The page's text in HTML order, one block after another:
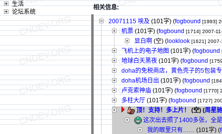
生活
论坛系统
相关信息:
20071115 埃及 (101字)(fogbound [1993]
机票 (101字)(fogbound [1714] 2007-
显白啊 (空) ( looklook [1621] 2007-
飞机上的电子地图 (101字)(fogbound
地球白天黑夜 (101字)(fogbound
doha的免税商店，黄色壳子的5包装
doha机场日出 (101字)(fogbound
卢克索神庙 (101字)(fogbound [1770]
多柱大厅 (101字) (fogbound [1727]
顶！支持！多上片！ (空) (周星驰
这次出去照了1400多张，全
我的眼里只有…… (101字) (